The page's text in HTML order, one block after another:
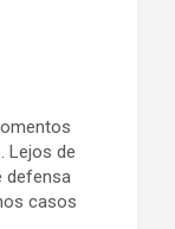
Lejos de
defensa
casos